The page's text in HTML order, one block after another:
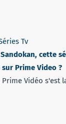
Tv
Sandokan, cette
Prime Video ?
Vidéo s'est